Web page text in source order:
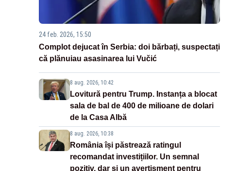
24 feb. 2026, 15:50
Complot dejucat în Serbia: doi bărbați, suspectați
că plănuiau asasinarea lui Vučić
8 aug. 2026, 10:42
Lovitură pentru Trump. Instanța a blocat
sala de bal de 400 de milioane de dolari
de la Casa Albă
8 aug. 2026, 10:38
România își păstrează ratingul
recomandat investițiilor. Un semnal
pozitiv, dar și un avertisment pentru